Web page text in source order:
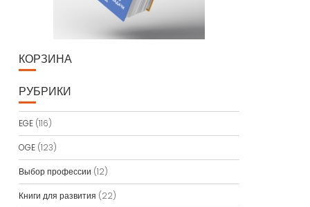
КОРЗИНА
РУБРИКИ
EGE(116)
OGE(123)
Выбор профессии (12)
Книги для развития (22)